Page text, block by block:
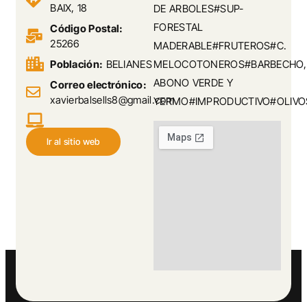
DE ARBOLES#SUP-
FORESTAL
MADERABLE#FRUTEROS#C.
MELOCOTONEROS#BARBECHO,
ABONO VERDE Y
BAIX, 18
Código Postal:
25266
Población: BELIANES
Correo electrónico:
xavierbalsells8@gmail.com
Ir al sitio web